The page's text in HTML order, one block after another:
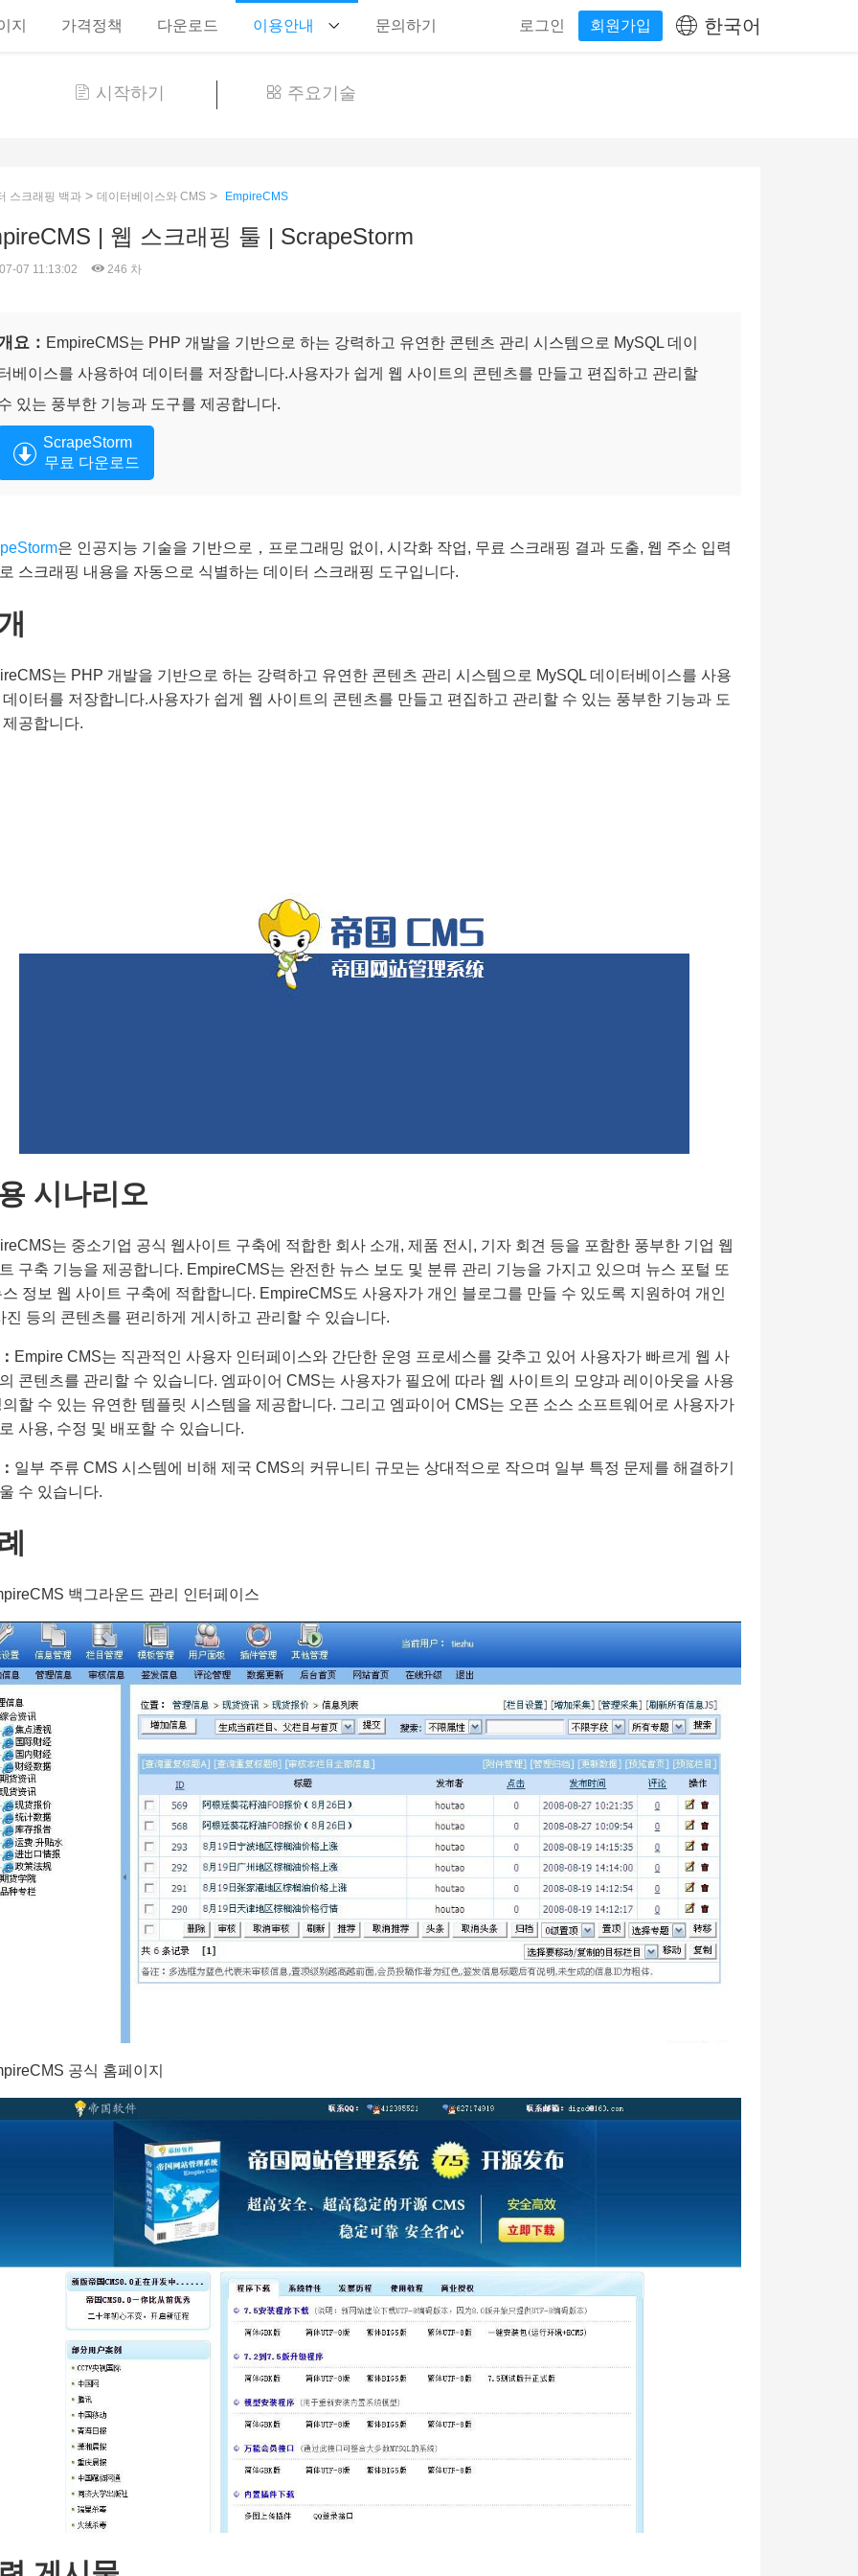
지 가격정책 다운로드 이용안내 문의하기 로그인 회원가입 한국어
시작하기 주요기술
스크래핑 백과 > 데이터베이스와 CMS > EmpireCMS
| 웹 스크래핑 툴 | ScrapeStorm
07 11:13:02 246 차
요： EmpireCMS는 PHP 개발을 기반으로 하는 강력하고 유연한 콘텐츠 관리 시스템으로 MySQL 데이
베이스를 사용하여 데이터를 저장합니다.사용자가 쉽게 웹 사이트의 콘텐츠를 만들고 편집하고 관리할
있는 풍부한 기능과 도구를 제공합니다.
ScrapeStorm
무료 다운로드
은 인공지능 기술을 기반으로，프로그래밍 없이, 시각화 작업, 무료 스크래핑 결과 도출, 웹 주소 입력
스크래핑 내용을 자동으로 식별하는 데이터 스크래핑 도구입니다.
는 PHP 개발을 기반으로 하는 강력하고 유연한 콘텐츠 관리 시스템으로 MySQL 데이터베이스를 사용
이터를 저장합니다.사용자가 쉽게 웹 사이트의 콘텐츠를 만들고 편집하고 관리할 수 있는 풍부한 기능과 도
공합니다.
시나리오
는 중소기업 공식 웹사이트 구축에 적합한 회사 소개, 제품 전시, 기자 회견 등을 포함한 풍부한 기업 웹
구축 기능을 제공합니다. EmpireCMS는 완전한 뉴스 보도 및 분류 관리 기능을 가지고 있으며 뉴스 포털 또
정보 웹 사이트 구축에 적합합니다. EmpireCMS도 사용자가 개인 블로그를 만들 수 있도록 지원하여 개인
진 등의 콘텐츠를 편리하게 게시하고 관리할 수 있습니다.
Empire CMS는 직관적인 사용자 인터페이스와 간단한 운영 프로세스를 갖추고 있어 사용자가 빠르게 웹 사
콘텐츠를 관리할 수 있습니다. 엠파이어 CMS는 사용자가 필요에 따라 웹 사이트의 모양과 레이아웃을 사용
할 수 있는 유연한 템플릿 시스템을 제공합니다. 그리고 엠파이어 CMS는 오픈 소스 소프트웨어로 사용자가
사용, 수정 및 배포할 수 있습니다.
일부 주류 CMS 시스템에 비해 제국 CMS의 커뮤니티 규모는 상대적으로 작으며 일부 특정 문제를 해결하기
수 있습니다.
백그라운드 관리 인터페이스
공식 홈페이지